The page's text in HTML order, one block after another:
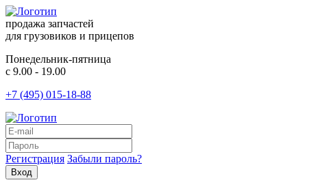
продажа запчастей
для грузовиков и прицепов
Понедельник-пятница
с 9.00 - 19.00
+7 (495) 015-18-88
Регистрация Забыли пароль?